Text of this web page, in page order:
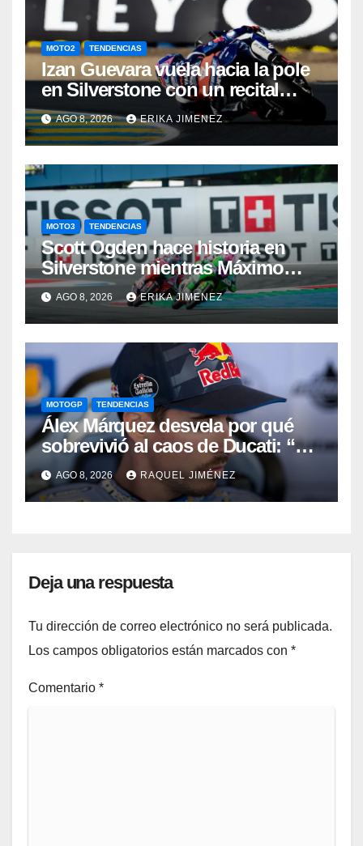
MOTO2 TENDENCIAS
Izan Guevara vuela hacia la pole
en Silverstone con un recital
español en Moto2
AGO 8, 2026 ERIKA JIMENEZ
MOTO3 TENDENCIAS
Scott Ogden hace historia en
Silverstone mientras Máximo
Quiles sufre una fractura de
clavícula
AGO 8, 2026 ERIKA JIMENEZ
MOTOGP TENDENCIAS
Álex Márquez desvela por qué
sobrevivió al caos de Ducati: “No
sé cómo acabé siendo el mejor”
AGO 8, 2026 RAQUEL JIMÉNEZ
Deja una respuesta
Tu dirección de correo electrónico no será publicada.
Los campos obligatorios están marcados con *
Comentario *